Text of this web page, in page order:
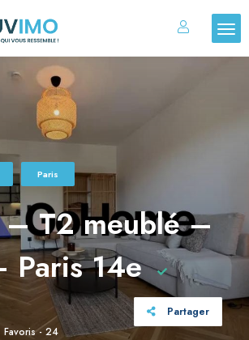
Paris
T2 meublé –
Paris 14e
Partager
Favoris - 24